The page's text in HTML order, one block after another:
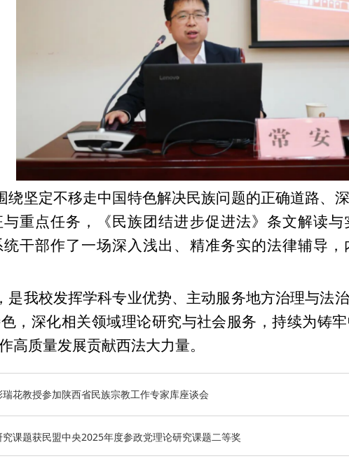
绕坚定不移走中国特色解决民族问题的正确道路、
重点任务，《民族团结进步促进法》条文解读
干部作了一场深入浅出、精准务实的法律辅导
是我校发挥学科专业优势、主动服务地方治理与法
，深化相关领域理论研究与社会服务，持续为铸牢
高质量发展贡献西法大力量。
瑞花教授参加陕西省民族宗教工作专家库座谈会
究课题获民盟中央2025年度参政党理论研究课题二等奖